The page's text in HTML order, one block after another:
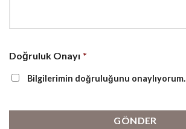
Doğruluk Onayı *
Bilgilerimin doğruluğunu onaylıyorum.